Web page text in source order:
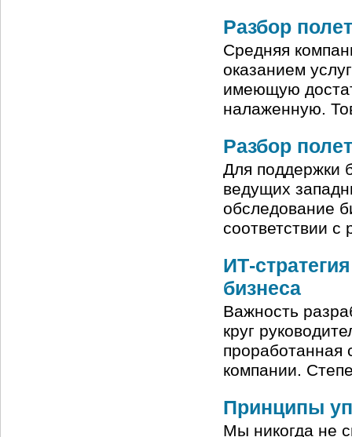
Разбор
Средняя
оказанием
имеющую
налаженную.
Разбор
Для поддержки
ведущих
обследование
соответствии
ИТ-
бизнеса
Важность
круг
проработанная
компании.
Принципы
Мы никогда не